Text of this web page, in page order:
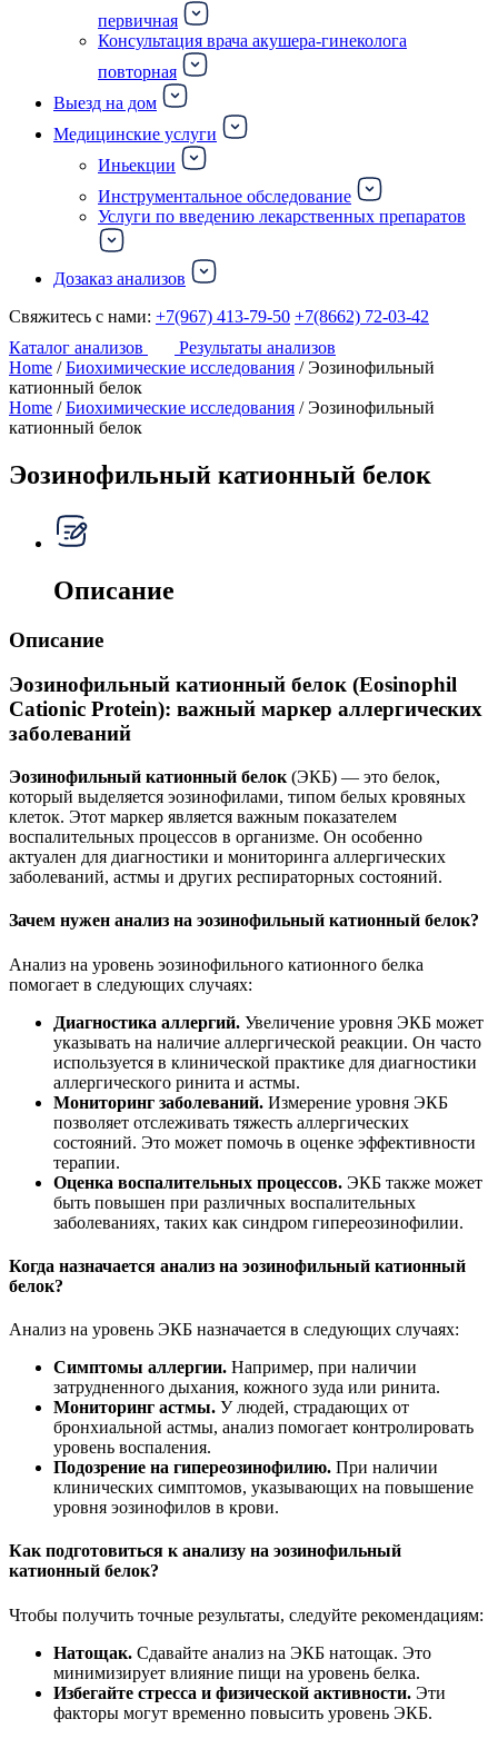
первичная
Консультация врача акушера-гинеколога
повторная
Выезд на дом
Медицинские услуги
Иньекции
Инструментальное обследование
Услуги по введению лекарственных препаратов
Дозаказ анализов
Свяжитесь с нами: +7(967) 413-79-50 +7(8662) 72-03-42
Каталог анализов
Результаты анализов
Home /Биохимические исследования / Эозинофильный
катионный белок
Home /Биохимические исследования / Эозинофильный
катионный белок
Эозинофильный катионный белок
Описание
Описание
Эозинофильный катионный белок (Eosinophil
Cationic Protein): важный маркер аллергических
заболеваний
Эозинофильный катионный белок (ЭКБ) — это белок,
который выделяется эозинофилами, типом белых кровяных
клеток. Этот маркер является важным показателем
воспалительных процессов в организме. Он особенно
актуален для диагностики и мониторинга аллергических
заболеваний, астмы и других респираторных состояний.
Зачем нужен анализ на эозинофильный катионный белок?
Анализ на уровень эозинофильного катионного белка
помогает в следующих случаях:
Диагностика аллергий. Увеличение уровня ЭКБ может
указывать на наличие аллергической реакции. Он часто
используется в клинической практике для диагностики
аллергического ринита и астмы.
Мониторинг заболеваний. Измерение уровня ЭКБ
позволяет отслеживать тяжесть аллергических
состояний. Это может помочь в оценке эффективности
терапии.
Оценка воспалительных процессов. ЭКБ также может
быть повышен при различных воспалительных
заболеваниях, таких как синдром гипереозинофилии.
Когда назначается анализ на эозинофильный катионный
белок?
Анализ на уровень ЭКБ назначается в следующих случаях:
Симптомы аллергии. Например, при наличии
затрудненного дыхания, кожного зуда или ринита.
Мониторинг астмы. У людей, страдающих от
бронхиальной астмы, анализ помогает контролировать
уровень воспаления.
Подозрение на гипереозинофилию. При наличии
клинических симптомов, указывающих на повышение
уровня эозинофилов в крови.
Как подготовиться к анализу на эозинофильный
катионный белок?
Чтобы получить точные результаты, следуйте рекомендациям:
Натощак. Сдавайте анализ на ЭКБ натощак. Это
минимизирует влияние пищи на уровень белка.
Избегайте стресса и физической активности. Эти
факторы могут временно повысить уровень ЭКБ.